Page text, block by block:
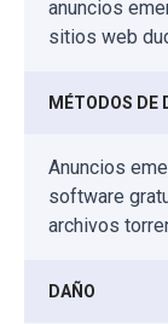
anuncios
sitios web
MÉTODOS DE
Anuncios
software
archivos
DAÑO